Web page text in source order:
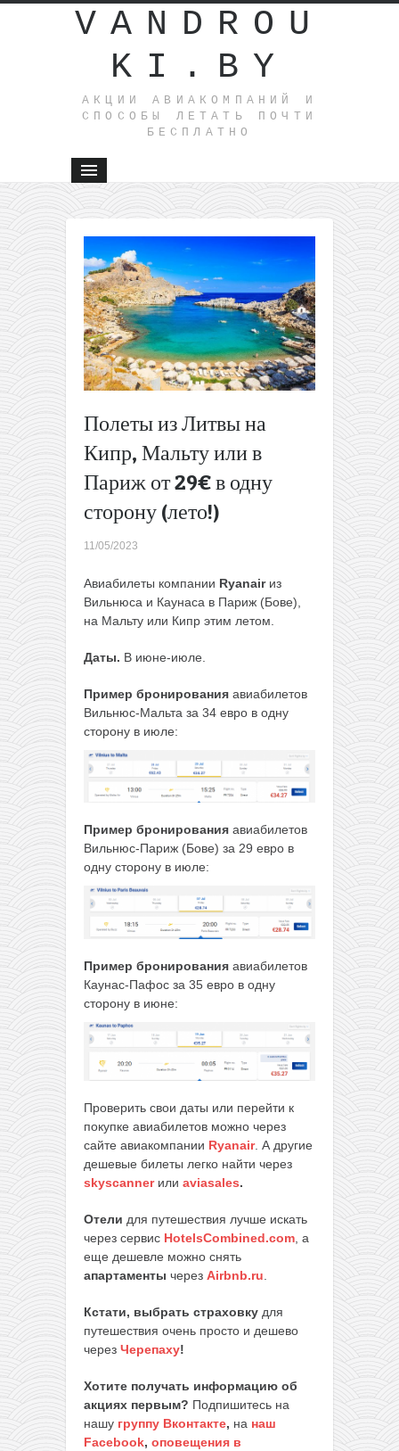
VANDROU
KI.BY
АКЦИИ АВИАКОМПАНИЙ И
СПОСОБЫ ЛЕТАТЬ ПОЧТИ
БЕСПЛАТНО
Полеты из Литвы на
Кипр, Мальту или в
Париж от 29€ в одну
сторону (лето!)
11/05/2023
Авиабилеты компании Ryanair из
Вильнюса и Каунаса в Париж (Бове),
на Мальту или Кипр этим летом.
Даты. В июне-июле.
Пример бронирования авиабилетов
Вильнюс-Мальта за 34 евро в одну
сторону в июле:
Пример бронирования авиабилетов
Вильнюс-Париж (Бове) за 29 евро в
одну сторону в июле:
Пример бронирования авиабилетов
Каунас-Пафос за 35 евро в одну
сторону в июне:
Проверить свои даты или перейти к
покупке авиабилетов можно через
сайте авиакомпании Ryanair. А другие
дешевые билеты легко найти через
skyscanner или aviasales.
Отели для путешествия лучше искать
через сервис HotelsCombined.com, а
еще дешевле можно снять
апартаменты через Airbnb.ru.
Кстати, выбрать страховку для
путешествия очень просто и дешево
через Черепаху!
Хотите получать информацию об
акциях первым? Подпишитесь на
нашу группу Вконтакте, на наш
Facebook, оповещения в
Wizz
Air: из
Варшавы
на
Мальту
всего за
44€
обратно
(WDC)